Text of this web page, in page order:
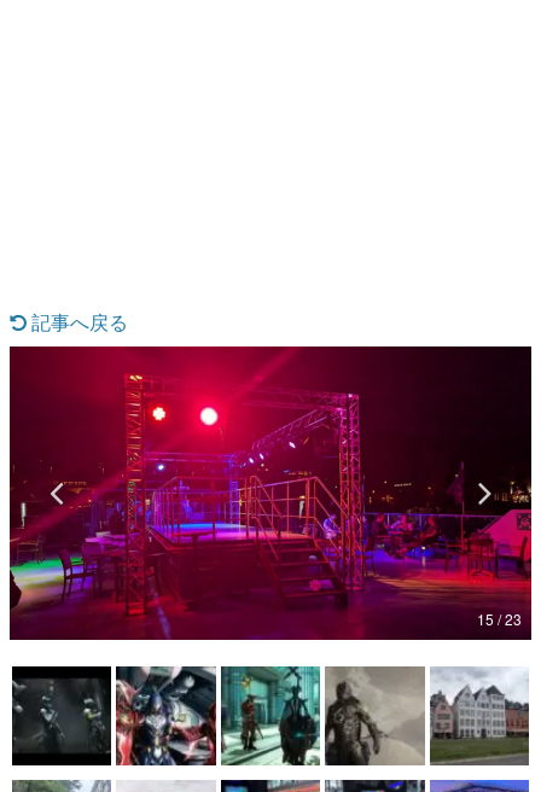
なんでゲームは面白い？
ゲーム開発者・hamatsu氏がゲームの魅力を画面や操作の
具体的な形から解き明かしていく、硬派で骨太な評論連載
です。
ゲームが変えた日本語
「経験値」「裏技」「ラスボス」… ゲームにまつわる言葉
の起源や用法の変遷を、コンピューター文化史研究家・タ
イニーP氏が徹底調査。
カテゴリ
特集記事
マンガ
女性向け
アプリレビュー
記事へ戻る
15 / 23